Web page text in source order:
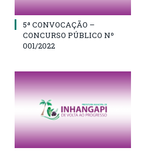
5ª CONVOCAÇÃO –
CONCURSO PÚBLICO Nº
001/2022